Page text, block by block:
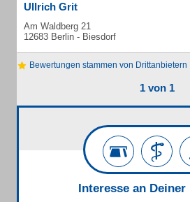
Ullrich Grit
Am Waldberg 21
12683 Berlin - Biesdorf
Bewertungen stammen von Drittanbietern
1 von 1
Interesse an